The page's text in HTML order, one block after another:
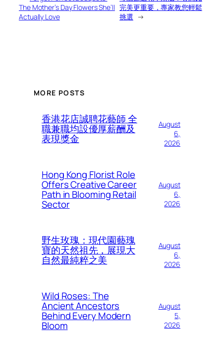
The Mother’s Day Flowers She’ll
Actually Love
完美更重要，專家教您輕鬆
挑選 →
MORE POSTS
香港花店誠聘花藝師 全
職兼職均設優厚薪酬及
表現獎金
August
6,
2026
Hong Kong Florist Role
Offers Creative Career
Path in Blooming Retail
Sector
August
6,
2026
野生玫瑰：現代園藝瑰
寶的天然祖先，展現大
自然最純粹之美
August
6,
2026
Wild Roses: The
Ancient Ancestors
Behind Every Modern
Bloom
August
5,
2026